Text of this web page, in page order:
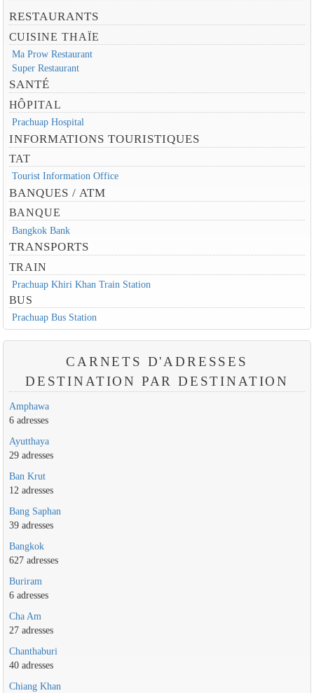
RESTAURANTS
CUISINE THAÏE
Ma Prow Restaurant
Super Restaurant
SANTÉ
HÔPITAL
Prachuap Hospital
INFORMATIONS TOURISTIQUES
TAT
Tourist Information Office
BANQUES / ATM
BANQUE
Bangkok Bank
TRANSPORTS
TRAIN
Prachuap Khiri Khan Train Station
BUS
Prachuap Bus Station
CARNETS D'ADRESSES
DESTINATION PAR DESTINATION
Amphawa
6 adresses
Ayutthaya
29 adresses
Ban Krut
12 adresses
Bang Saphan
39 adresses
Bangkok
627 adresses
Buriram
6 adresses
Cha Am
27 adresses
Chanthaburi
40 adresses
Chiang Khan